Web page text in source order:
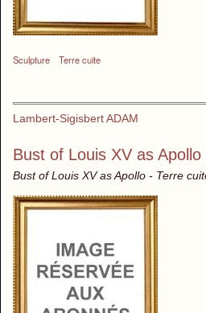
Sculpture Terre cuite
Lambert-Sigisbert ADAM
Bust of Louis XV as Apollo
Bust of Louis XV as Apollo - Terre